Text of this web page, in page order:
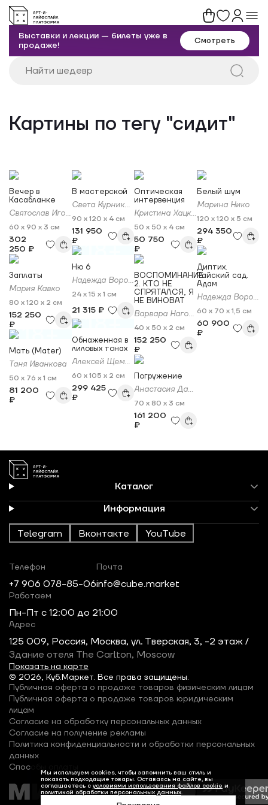
Выставки и лекции — билеты уже в
продаже!
Смотреть
Картины по тегу "сидит"
Вечер в
Касабланке
Святослав Игоревич Ушаков
60 x 90 x 3 см
302
250 ₽
Заплаты
Мария Кавко
80 x 120 x 2 см
152 250
₽
Мать (Mater)
Таня Иванкова
50 x 76 x 1 см
81 200
₽
В мастерской
Света Курникова
90 x 120 x 4 см
131 950
₽
Ню 6
Надежда Воронцова
24 x 15 x 1 см
21 315 ₽
Обнаженная в
лиловых тонах
Алексей Щемелинский
60 x 105 x 2 см
299 425
₽
Оптическая
интервенция
Кристина Хацкевич
50 x 50 x 4 см
50 750
₽
ВОСПОМИНАНИЕ
2. КТО НЕ
СПРЯТАЛСЯ, Я
НЕ ВИНОВАТ
Варвара Нагорнова
40 x 50 x 2 см
152 250
₽
Погружение
Анастасия Даниленко
70 x 80 x 3 см
161 200
₽
Белый шум
Марина Нико
120 x 120 x 5 см
294 350
₽
Диптих.
Райский сад.
Адам
Надежда Воронцова
60 x 70 x 1,5 см
60 900
₽
Каталог
Информация
Telegram Вконтакте YouTube
© 2026, Куб.Маркет. Все права защищены.
Телефон
+7 906 078-85-06
Почта
info@cube.market
Работаем
Пн-Пт c 12:00 до 21:00
Адрес
125 009, Россия, Москва, ул. Тверская, 3, -2 этаж /
Здание отеля The Carlton, Moscow
Показать на карте
Публичная оферта о продаже товаров физическим лицам
Публичная оферта о продаже товаров юридическим
лицам
Согласие на обработку персональных данных
Согласие на получение рекламы
Политика конфиденциальности и обработки персональных
данных
Способы оплатыМы используем cookies, чтобы запомнить ваш стиль и
показать подходящие товары. Оставаясь на сайте, вы
соглашаетесь с условиями использования файлов cookie и
политикой обработки персональных данных.